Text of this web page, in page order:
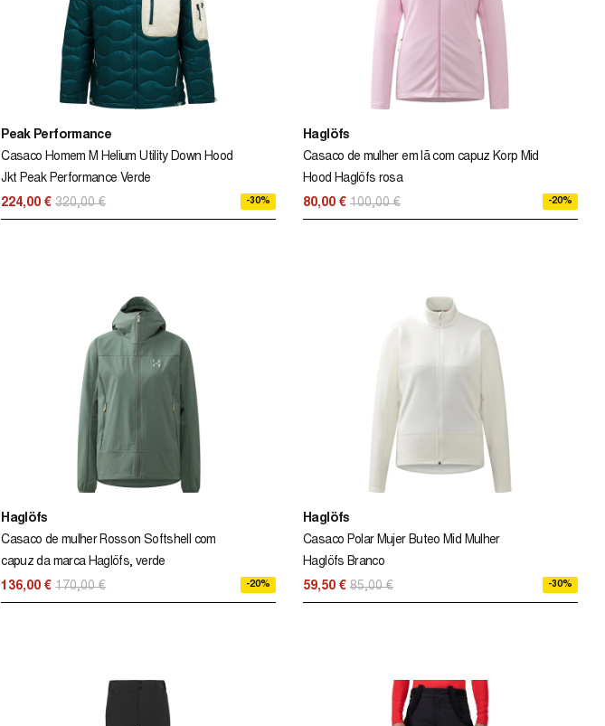
Peak Performance
Casaco Homem M Helium Utility Down Hood
Jkt Peak Performance Verde
224,00 € 320,00 € -30%
Haglöfs
Casaco de mulher em lã com capuz Korp Mid
Hood Haglöfs rosa
80,00 € 100,00 € -20%
Haglöfs
Casaco de mulher Rosson Softshell com
capuz da marca Haglöfs, verde
136,00 € 170,00 € -20%
Haglöfs
Casaco Polar Mujer Buteo Mid Mulher
Haglöfs Branco
59,50 € 85,00 € -30%